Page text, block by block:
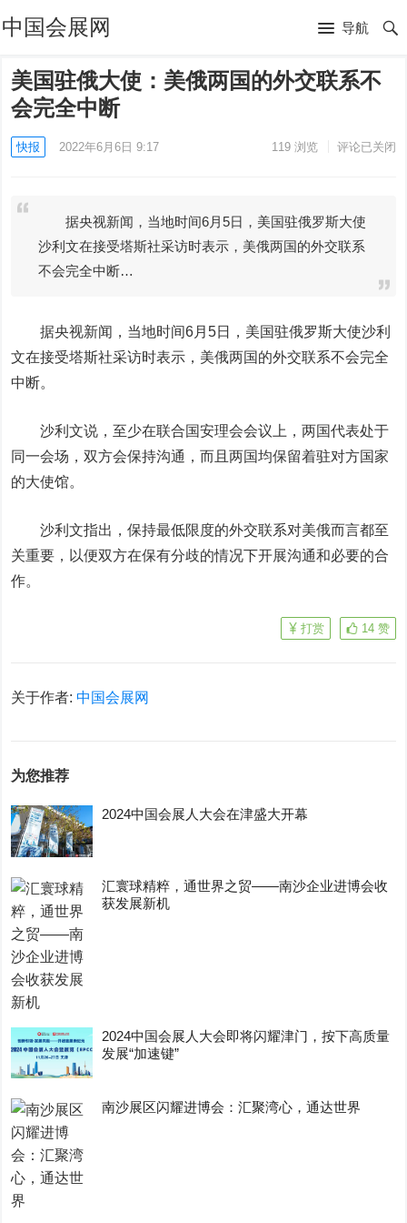
中国会展网 导航
美国驻俄大使：美俄两国的外交联系不
会完全中断
快报 2022年6月6日 9:17 119浏览 评论已关闭
据央视新闻，当地时间6月5日，美国驻俄罗斯大使
沙利文在接受塔斯社采访时表示，美俄两国的外交联系
不会完全中断…
据央视新闻，当地时间6月5日，美国驻俄罗斯大使沙利
文在接受塔斯社采访时表示，美俄两国的外交联系不会完全
中断。
沙利文说，至少在联合国安理会会议上，两国代表处于
同一会场，双方会保持沟通，而且两国均保留着驻对方国家
的大使馆。
沙利文指出，保持最低限度的外交联系对美俄而言都至
关重要，以便双方在保有分歧的情况下开展沟通和必要的合
作。
14 赞
打赏
关于作者:中国会展网
为您推荐
2024中国会展人大会在津盛大开幕
汇寰球精粹，通世界之贸——南沙企业进博会收
获发展新机
2024中国会展人大会即将闪耀津门，按下高质量
发展“加速键”
南沙展区闪耀进博会：汇聚湾心，通达世界